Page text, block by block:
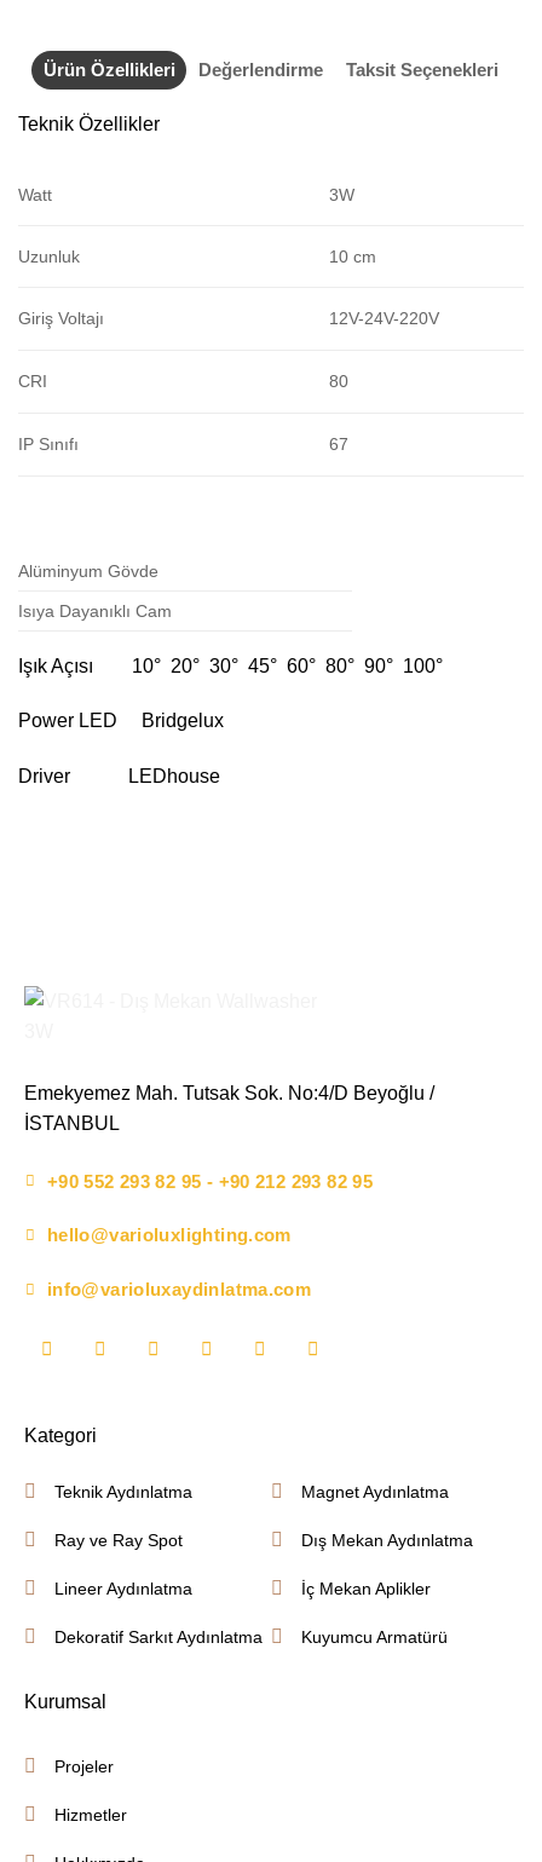
Ürün Özellikleri Değerlendirme Taksit Seçenekleri
Teknik Özellikler
Watt 3W
Uzunluk 10 cm
Giriş Voltajı 12V-24V-220V
CRI 80
IP Sınıfı 67
Alüminyum Gövde
Isıya Dayanıklı Cam
Işık Açısı 10° 20° 30° 45° 60° 80° 90° 100°
Power LED Bridgelux
Driver LEDhouse
Emekyemez Mah. Tutsak Sok. No:4/D Beyoğlu /
İSTANBUL
+90 552 293 82 95 - +90 212 293 82 95
hello@varioluxlighting.com
info@varioluxaydinlatma.com
Kategori
Teknik Aydınlatma
Ray ve Ray Spot
Lineer Aydınlatma
Dekoratif Sarkıt Aydınlatma
Magnet Aydınlatma
Dış Mekan Aydınlatma
İç Mekan Aplikler
Kuyumcu Armatürü
Kurumsal
Projeler
Hizmetler